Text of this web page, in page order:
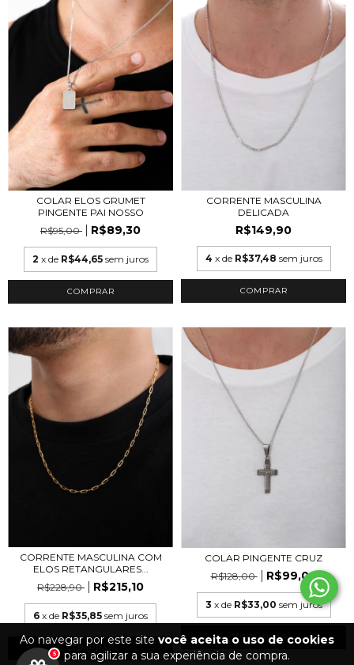
Ao navegar por este site você aceita o uso de cookies
para agilizar a sua experiência de compra.
COLAR ELOS GRUMET
PINGENTE PAI NOSSO
R$95,00
R$89,30
2 x de R$44,65 sem juros
CORRENTE MASCULINA
DELICADA
R$149,90
4 x de R$37,48 sem juros
COMPRAR
CORRENTE MASCULINA COM
ELOS RETANGULARES...
R$228,90
R$215,10
6 x de R$35,85 sem juros
COLAR PINGENTE CRUZ
R$128,00
R$99,00
3 x de R$33,00 sem juros
5